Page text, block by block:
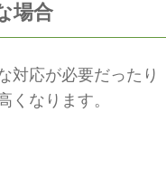
場合
対応が必要だったり
くなります。